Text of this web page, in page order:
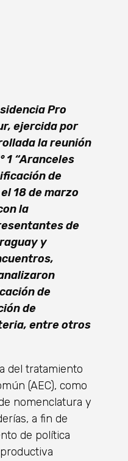
Pro
ejercida por
la reunión
1 “Aranceles
de
18 de marzo
la
de
y
de
de
entre otros
del tratamiento
(AEC), como
nomenclatura y
a fin de
de política